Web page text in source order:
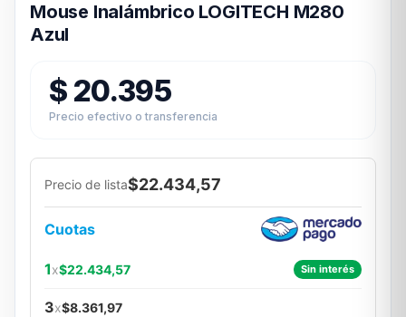
Mouse Inalámbrico LOGITECH M280
Azul
$ 20.395
Precio efectivo o transferencia
Precio de lista$22.434,57
Cuotas
1x$22.434,57 Sin interés
3x$8.361,97